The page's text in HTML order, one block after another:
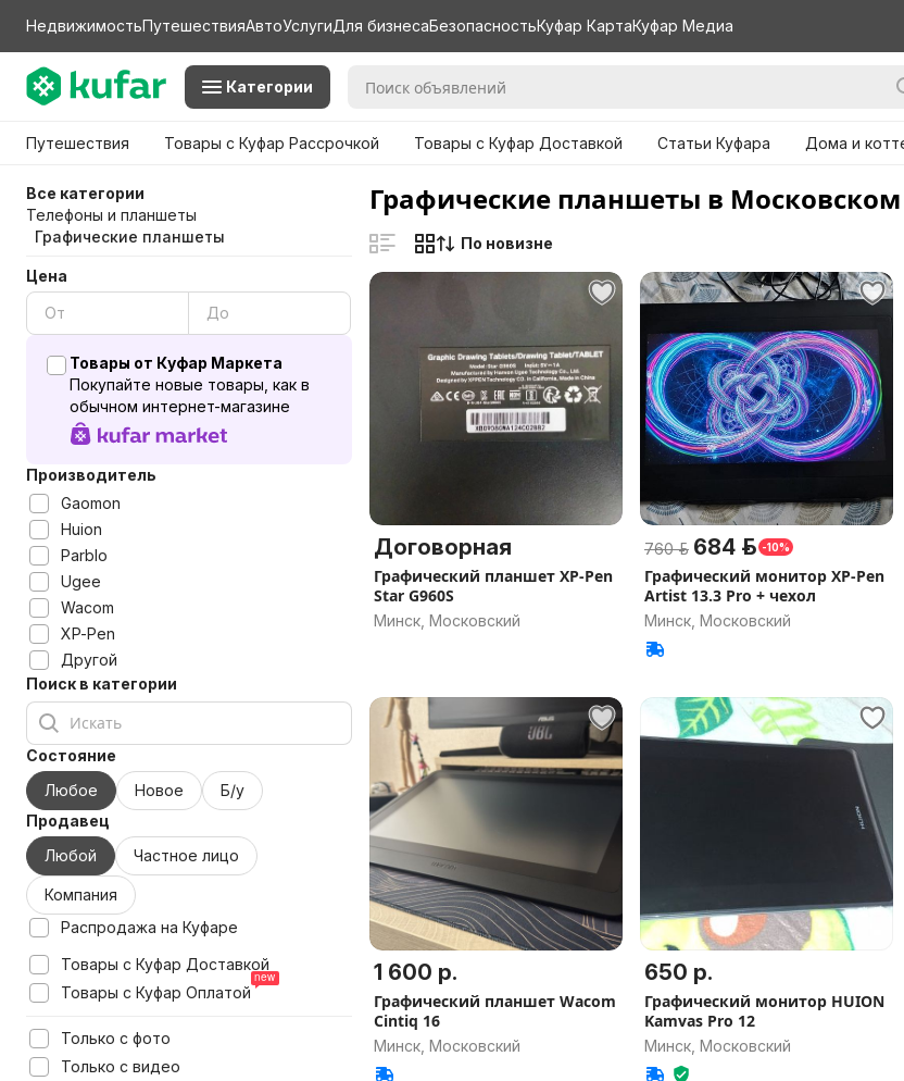
НедвижимостьПутешествияАвтоУслугиДля бизнесаБезопасностьКуфар КартаКуфар Медиа
Категории
Путешествия Товары с Куфар Рассрочкой Товары с Куфар Доставкой Статьи Куфара Дома и
Все категории
Телефоны и планшеты
Графические планшеты
Цена
Товары от Куфар Маркета
Покупайте новые товары, как в
обычном интернет-магазине
Производитель
Gaomon
Huion
Parblo
Ugee
Wacom
XP-Pen
Другой
Поиск в категории
Состояние
Любое
Новое
Б/у
Продавец
Любой
Частное лицо
Компания
Распродажа на Куфаре
Товары с Куфар Доставкой
Товары с Куфар Оплатой
Только с фото
Только с видео
Графические планшеты в
По новизне
Договорная
Графический планшет XP-Pen
Star G960S
Минск, Московский
760 р. 684 р. -10%
Графический монитор XP-Pen
Artist 13.3 Pro + чехол
Минск, Московский
1 600 р.
Графический планшет Wacom
Cintiq 16
Минск, Московский
650 р.
Графический монитор HUION
Kamvas Pro 12
Минск, Московский